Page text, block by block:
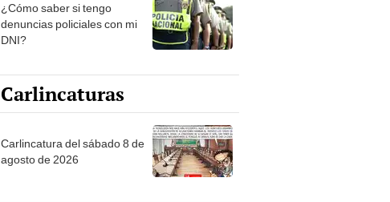
la ONPE
¿Cómo saber si tengo
denuncias policiales con mi
DNI?
Carlincaturas
Carlincatura del sábado 8 de
agosto de 2026